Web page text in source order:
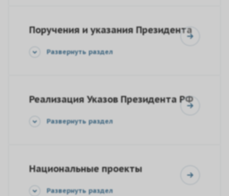
Поручения и указания Президента
Развернуть раздел
Реализация Указов Президента РФ
Развернуть раздел
Национальные проекты
Развернуть раздел